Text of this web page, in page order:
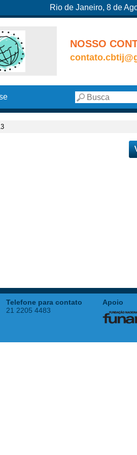
Rio de Janeiro, 8 de
NOSSO
Telefone para contato
21 2205 4483
Apoio